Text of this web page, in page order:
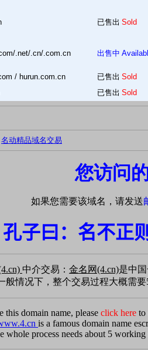
已售出 Sold
.net/.cn/.com.cn 出售中
/ hurun.com.cn 已售出 Sold
已售出 Sold
名动精品域名交易
您访问
如果您需要该域名，请发送
孔子曰：名不正
中介交易： 金名网(4.cn)是中
般情况下，整个交易过程大概需要
domain name, please click here to
is a famous domain name
whole process needs about 5 working